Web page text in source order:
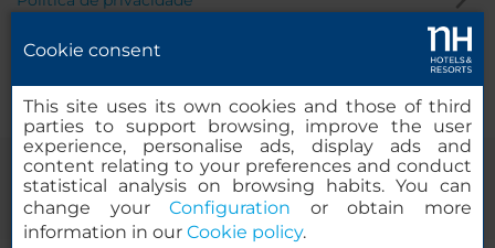
Cookie consent
This site uses its own cookies and those of third
parties to support browsing, improve the user
experience, personalise ads, display ads and
content relating to your preferences and conduct
statistical analysis on browsing habits. You can
change yourConfiguration or obtain more
information in our Cookie policy.